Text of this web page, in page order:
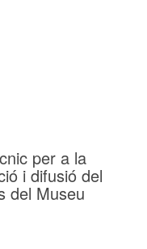
per a la
i difusió del
del Museu